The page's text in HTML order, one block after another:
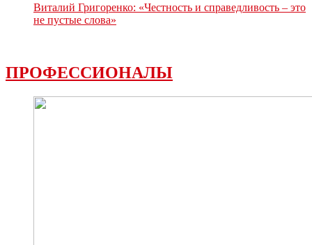
Виталий Григоренко: «Честность и справедливость – это
не пустые слова»
ПРОФЕССИОНАЛЫ